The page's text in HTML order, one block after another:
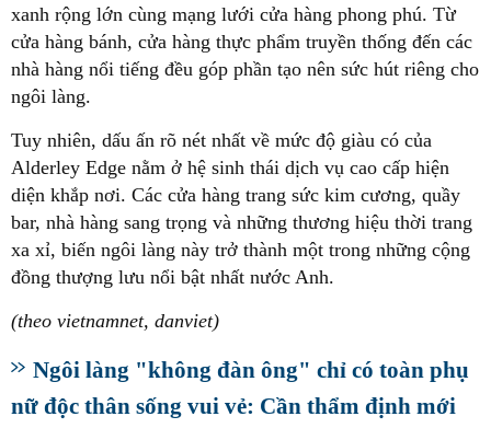
xanh rộng lớn cùng mạng lưới cửa hàng phong phú. Từ
cửa hàng bánh, cửa hàng thực phẩm truyền thống đến các
nhà hàng nổi tiếng đều góp phần tạo nên sức hút riêng cho
ngôi làng.
Tuy nhiên, dấu ấn rõ nét nhất về mức độ giàu có của
Alderley Edge nằm ở hệ sinh thái dịch vụ cao cấp hiện
diện khắp nơi. Các cửa hàng trang sức kim cương, quầy
bar, nhà hàng sang trọng và những thương hiệu thời trang
xa xỉ, biến ngôi làng này trở thành một trong những cộng
đồng thượng lưu nổi bật nhất nước Anh.
(theo vietnamnet, danviet)
Ngôi làng "không đàn ông" chỉ có toàn phụ
nữ độc thân sống vui vẻ: Cần thẩm định mới